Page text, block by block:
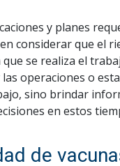
y planes
considerar que el
se realiza el
operaciones o
sino brindar
en estos
de